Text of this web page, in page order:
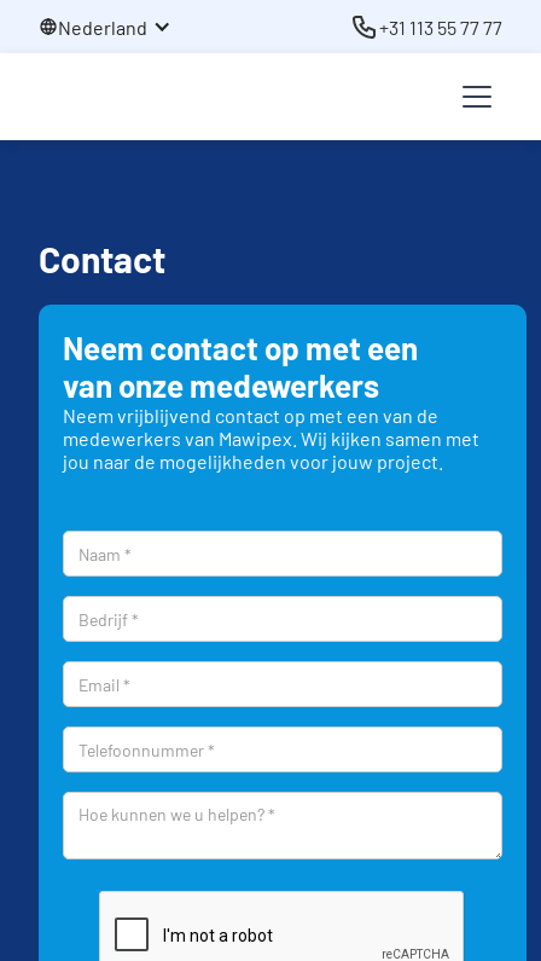
Nederland +31 113 55 77 77
Contact
Neem contact op met een
van onze medewerkers
Neem vrijblijvend contact op met een van de
medewerkers van Mawipex. Wij kijken samen met
jou naar de mogelijkheden voor jouw project.